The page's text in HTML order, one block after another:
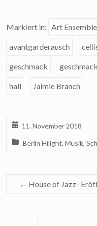
Markiert in: Art Ensemble
avantgarderausch
geschmack
hall Jaimie Branch
11. November 2018
Berlin Hilight,Musik,
← House of Jazz-